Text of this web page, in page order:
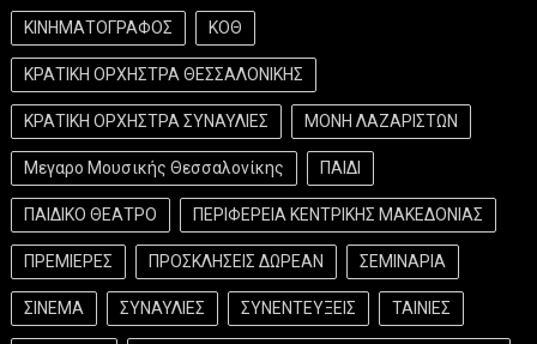
ΚΙΝΗΜΑΤΟΓΡΑΦΟΣ ΚΟΘ
ΚΡΑΤΙΚΗ ΟΡΧΗΣΤΡΑ ΘΕΣΣΑΛΟΝΙΚΗΣ
ΚΡΑΤΙΚΗ ΟΡΧΗΣΤΡΑ ΣΥΝΑΥΛΙΕΣ ΜΟΝΗ ΛΑΖΑΡΙΣΤΩΝ
Μεγαρο Μουσικής Θεσσαλονίκης ΠΑΙΔΙ
ΠΑΙΔΙΚΟ ΘΕΑΤΡΟ ΠΕΡΙΦΕΡΕΙΑ ΚΕΝΤΡΙΚΗΣ ΜΑΚΕΔΟΝΙΑΣ
ΠΡΕΜΙΕΡΕΣ ΠΡΟΣΚΛΗΣΕΙΣ ΔΩΡΕΑΝ ΣΕΜΙΝΑΡΙΑ
ΣΙΝΕΜΑ ΣΥΝΑΥΛΙΕΣ ΣΥΝΕΝΤΕΥΞΕΙΣ ΤΑΙΝΙΕΣ